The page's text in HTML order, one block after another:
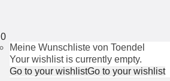
0
Meine Wunschliste von Toendel
Your wishlist is currently empty.
Go to your wishlistGo to your wishlist